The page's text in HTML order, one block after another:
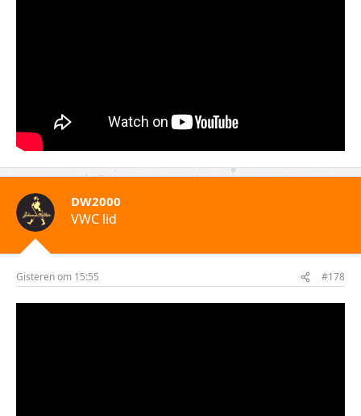
DW2000
VWC lid
Gisteren om 15:55 #178